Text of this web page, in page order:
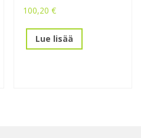
100,20€
Lue lisää